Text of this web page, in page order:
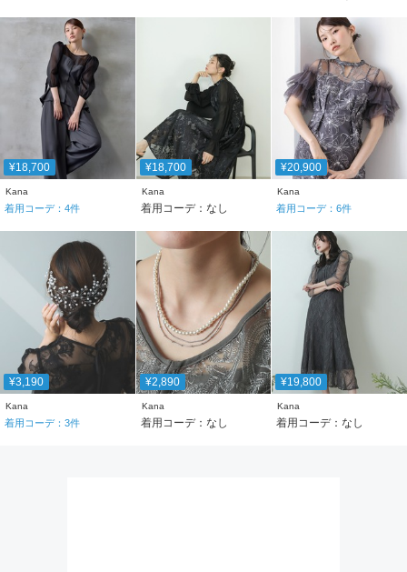
¥18,700
Kana
着用コーデ： 4件
¥18,700
Kana
着用コーデ：なし
¥20,900
Kana
着用コーデ：6件
¥3,190
Kana
着用コーデ： 3件
¥2,890
Kana
着用コーデ：なし
¥19,800
Kana
着用コーデ：なし